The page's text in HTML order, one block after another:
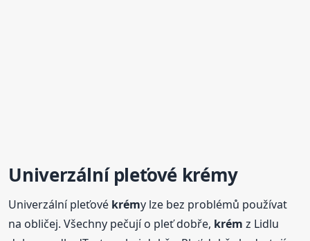
Univerzální pleťové krémy
Univerzální pleťové krémy lze bez problémů používat
na obličej. Všechny pečují o pleť dobře, krém z Lidlu